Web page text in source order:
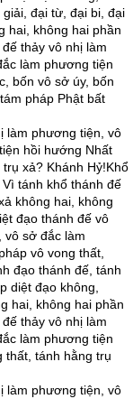
đại từ, đại bi, đại
hai, không hai phần
thảy vô nhị làm
làm phương tiện
bốn vô sở úy, bốn
pháp Phật bất
làm phương tiện, vô
hồi hướng Nhất
xả? Khánh Hỷ!Khổ
tánh khổ thánh đế
không hai, không
đạo thánh đế vô
vô sở đắc làm
vô vong thất,
đạo thánh đế, tánh
diệt đạo không,
hai, không hai phần
thảy vô nhị làm
làm phương tiện
thất, tánh hằng trụ
làm phương tiện, vô